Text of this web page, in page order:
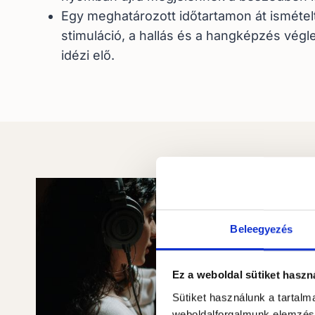
Beleegyezés
Ez a weboldal sütiket
Sütiket használunk a
Egy meghatározott időtartamon át
stimuláció, a hallás és a hangképzés
idézi elő.